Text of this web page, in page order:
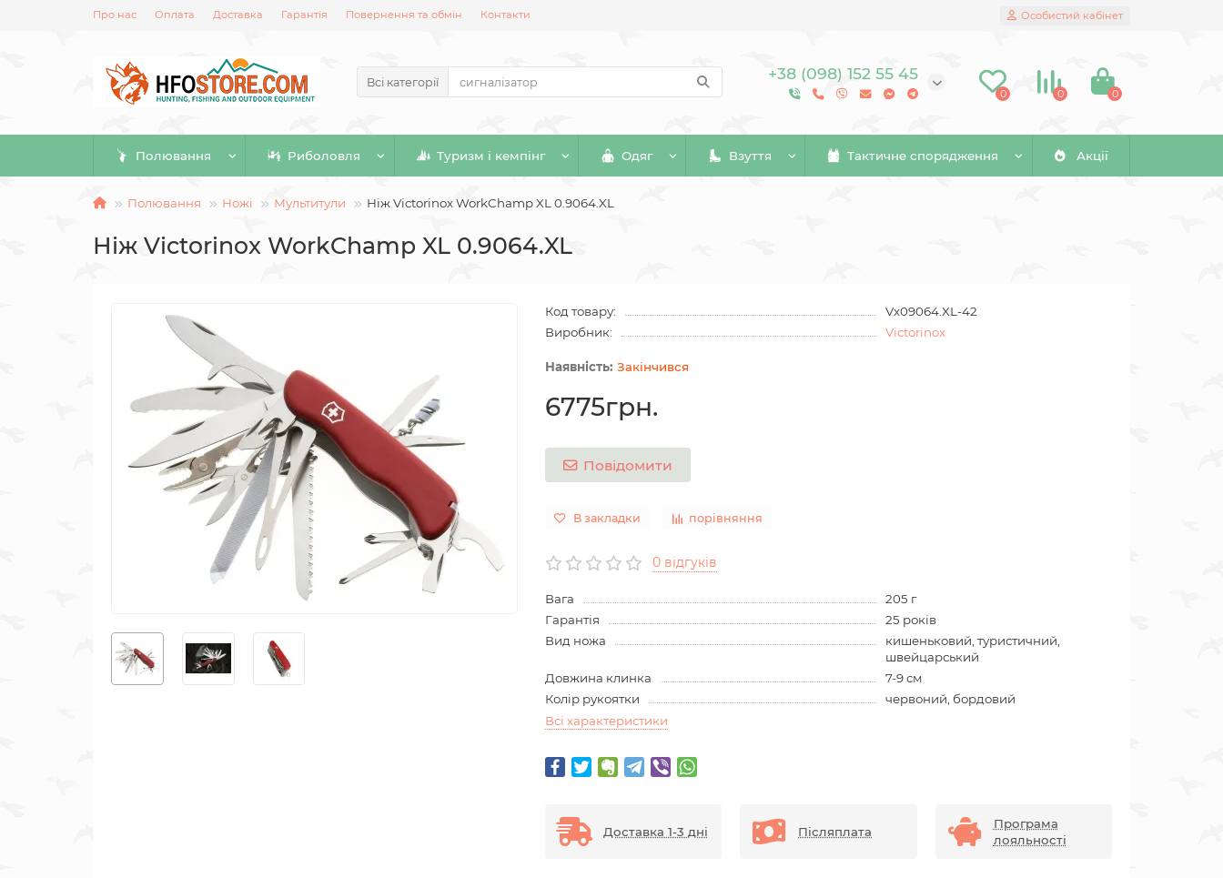
Про нас Оплата Доставка Гарантія Повернення та обмін Контакти Особистий кабінет
Всі категорії +38 (098) 152 55 45
0 0 0
Полювання Риболовля Туризм і кемпінг Одяг Взуття Тактичне спорядження Акції
Полювання Ножі Мультитули Ніж Victorinox WorkChamp XL 0.9064.XL
Ніж Victorinox WorkChamp XL 0.9064.XL
Код товару:
Vx09064.XL-42
Виробник:
Victorinox
Закінчився
6775грн.
Повідомити
В закладки порівняння
0 відгуків
Вага
205 г
Гарантія
25 років
Вид ножа
кишеньковий, туристичний,
швейцарський
Довжина клинка
7-9 см
Колір рукоятки
червоний, бордовий
Всі характеристики
Доставка 1-3 дні Післяплата
Програма
лояльності